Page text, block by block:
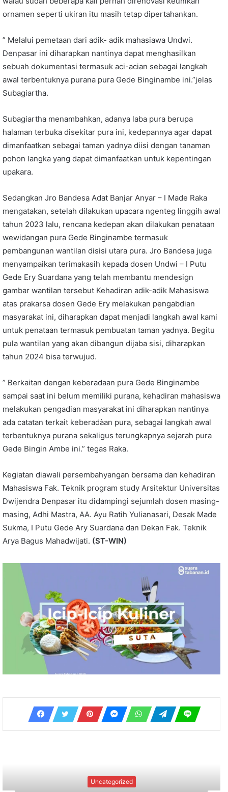
ornamen seperti ukiran itu masih tetap dipertahankan.
” Melalui pemetaan dari adik- adik mahasiawa Undwi.
Denpasar ini diharapkan nantinya dapat menghasilkan
sebuah dokumentasi termasuk aci-acian sebagai langkah
awal terbentuknya purana pura Gede Binginambe ini.”jelas
Subagiartha.
Subagiartha menambahkan, adanya laba pura berupa
halaman terbuka disekitar pura ini, kedepannya agar dapat
dimanfaatkan sebagai taman yadnya diisi dengan tanaman
pohon langka yang dapat dimanfaatkan untuk kepentingan
upakara.
Sedangkan Jro Bandesa Adat Banjar Anyar – I Made Raka
mengatakan, setelah dilakukan upacara ngenteg linggih awal
tahun 2023 lalu, rencana kedepan akan dilakukan penataan
wewidangan pura Gede Binginambe termasuk
pembangunan wantilan disisi utara pura. Jro Bandesa juga
menyampaikan terimakasih kepada dosen Undwi – I Putu
Gede Ery Suardana yang telah membantu mendesign
gambar wantilan tersebut Kehadiran adik-adik Mahasiswa
atas prakarsa dosen Gede Ery melakukan pengabdian
masyarakat ini, diharapkan dapat menjadi langkah awal kami
untuk penataan termasuk pembuatan taman yadnya. Begitu
pula wantilan yang akan dibangun dijaba sisi, diharapkan
tahun 2024 bisa terwujud.
” Berkaitan dengan keberadaan pura Gede Binginambe
sampai saat ini belum memiliki purana, kehadiran mahasiswa
melakukan pengadian masyarakat ini diharapkan nantinya
ada catatan terkait keberadàan pura, sebagai langkah awal
terbentuknya purana sekaligus terungkapnya sejarah pura
Gede Bingin Ambe ini.” tegas Raka.
Kegiatan diawali persembahyangan bersama dan kehadiran
Mahasiswa Fak. Teknik program study Arsitektur Universitas
Dwijendra Denpasar itu didampingi sejumlah dosen masing-
masing, Adhi Mastra, AA. Ayu Ratih Yulianasari, Desak Made
Sukma, I Putu Gede Ary Suardana dan Dekan Fak. Teknik
Arya Bagus Mahadwijati. (ST-WIN)
Hukum